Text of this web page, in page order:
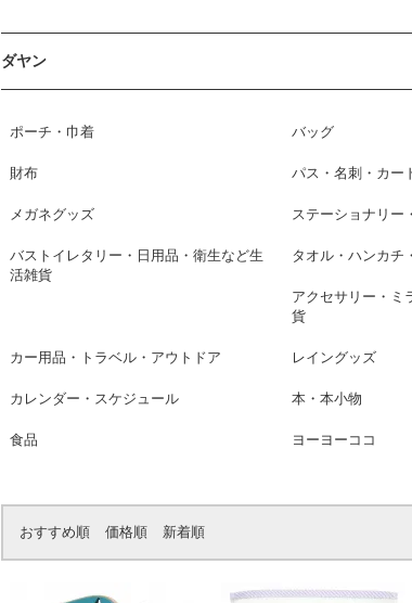
ダヤン
ポーチ・巾着 バッグ
財布 パス・名刺・カー
メガネグッズ ステーショナリー
バストイレタリー・日用品・衛生など生
活雑貨
タオル・ハンカチ
アクセサリー・ミ
貨
カー用品・トラベル・アウトドア レイングッズ
カレンダー・スケジュール 本・本小物
食品 ヨーヨーココ
おすすめ順 価格順 新着順